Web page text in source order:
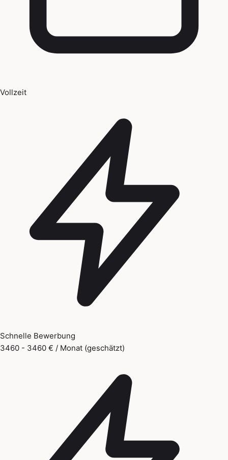
Vollzeit
Schnelle Bewerbung
3460 - 3460 € / Monat (geschätzt)